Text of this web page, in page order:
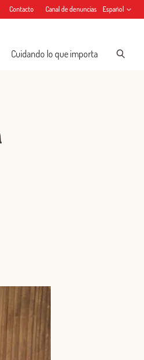
Contacto Canal de denuncias Español
Cuidando lo que importa